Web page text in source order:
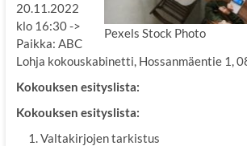
Pexels Stock Photo
20.11.2022
klo 16:30 ->
Paikka: ABC
Lohja kokouskabinetti, Hossanmäentie 1,
Kokouksen esityslista:
Kokouksen esityslista:
Valtakirjojen tarkistus